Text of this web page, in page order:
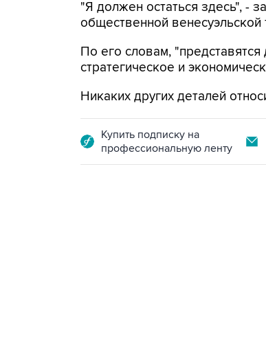
"Я должен остаться здесь", -
общественной
По его словам,
стратегическое и
Никаких других деталей
Купить подписку на
профессиональную ленту